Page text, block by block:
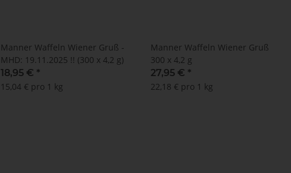
Manner Waffeln Wiener Gruß -
MHD: 19.11.2025 !! (300 x 4,2 g)
18,95 € *
15,04 € pro 1 kg
Manner Waffeln Wiener Gruß
300 x 4,2 g
27,95 € *
22,18 € pro 1 kg